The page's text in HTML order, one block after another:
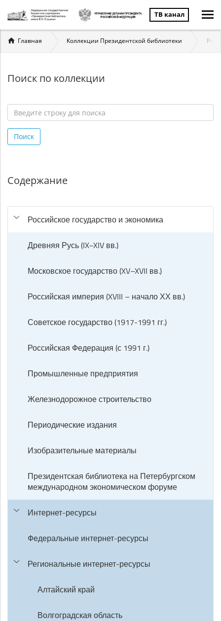
ТВ канал
Вы
здесь
Главная Коллекции Президентской библиотеки
Поиск по коллекции
строку
для
Поиск
Содержание
Российское государство и экономика
Древняя Русь (IX–XIV вв.)
Московское государство (XV–XVII вв.)
Российская империя (XVIII – начало ХХ вв.)
Советское государство (1917-1991 гг.)
Российская Федерация (с 1991 г.)
Промышленные предприятия
Железнодорожное строительство
Периодические издания
Изобразительные материалы
Президентская библиотека на Петербургском
международном экономическом форуме
Интернет-ресурсы
Федеральные интернет-ресурсы
Региональные интернет-ресурсы
Алтайский край
Волгоградская область